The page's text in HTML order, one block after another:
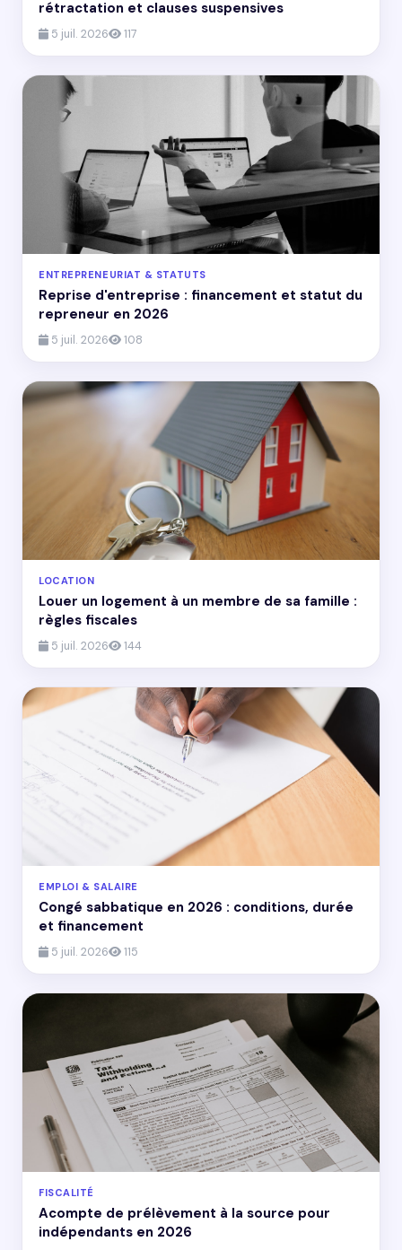
rétractation et clauses suspensives
5 juil. 2026 117
ENTREPRENEURIAT & STATUTS
Reprise d'entreprise : financement et statut du
repreneur en 2026
5 juil. 2026 108
LOCATION
Louer un logement à un membre de sa famille :
règles fiscales
5 juil. 2026 144
EMPLOI & SALAIRE
Congé sabbatique en 2026 : conditions, durée
et financement
5 juil. 2026 115
FISCALITÉ
Acompte de prélèvement à la source pour
indépendants en 2026